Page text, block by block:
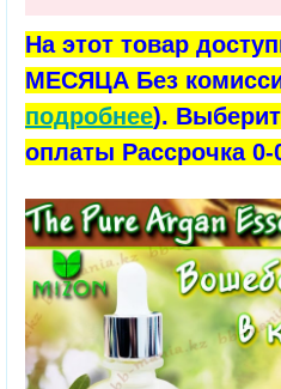
На этот товар
МЕСЯЦА Без
подробнее).
оплаты Рассрочка 0-